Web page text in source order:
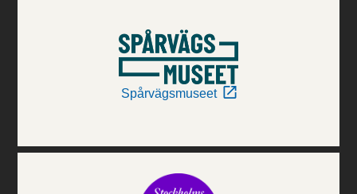
Spårvägsmuseet